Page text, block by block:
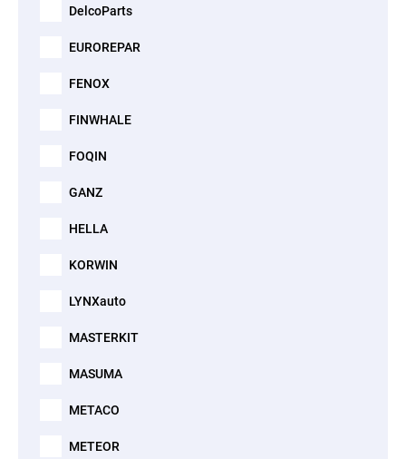
DelcoParts
EUROREPAR
FENOX
FINWHALE
FOQIN
GANZ
HELLA
KORWIN
LYNXauto
MASTERKIT
MASUMA
METACO
METEOR